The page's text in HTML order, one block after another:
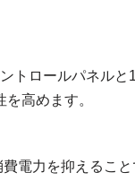
トロールパネルと
高めます。
電力を抑えるこ